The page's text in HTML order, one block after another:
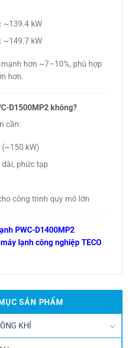
~139.4 kW
~149.7 kW
mạnh hơn ~7–10%, phù hợp
hơn.
D1500MP2 không?
cần:
(~150 kW)
dài, phức tạp
công trình quy mô lớn
PWC-D1400MP2
lạnh công nghiệp TECO
SẢN PHẨM
KHÍ